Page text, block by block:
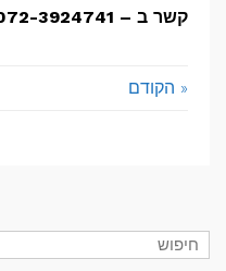
קשר ב – 072-3924741 ונשמח לעמוד לרשותך.
« הקודם